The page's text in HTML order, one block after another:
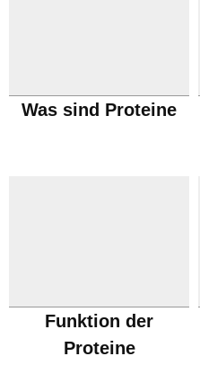
Was sind Proteine
Funktion der
Proteine